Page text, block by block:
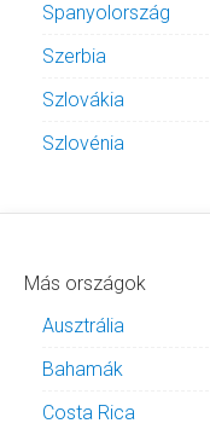
Spanyolország
Szerbia
Szlovákia
Szlovénia
Más országok
Ausztrália
Bahamák
Costa Rica